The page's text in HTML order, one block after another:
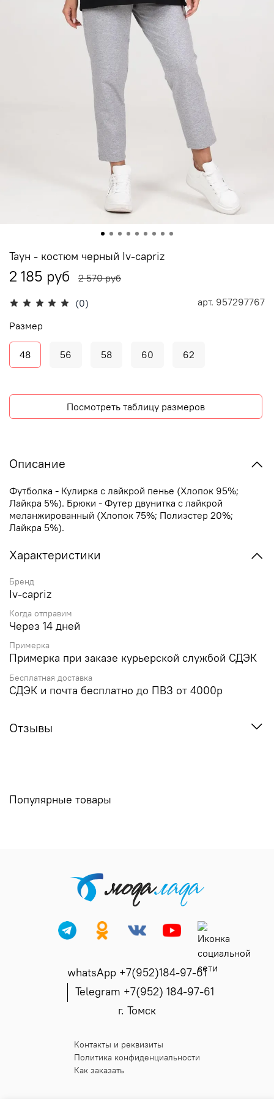
(0) арт. 957297767
Таун - костюм черный Iv-capriz
2 185 руб 2 570 руб
Размер
48 56 58 60 62
Посмотреть таблицу размеров
Описание
Футболка - Кулирка с лайкрой пенье (Хлопок 95%;
Лайкра 5%). Брюки - Футер двунитка с лайкрой
меланжированный (Хлопок 75%; Полиэстер 20%;
Лайкра 5%).
Характеристики
Бренд
Iv-capriz
Когда отправим
Через 14 дней
Примерка
Примерка при заказе курьерской службой СДЭК
Бесплатная доставка
СДЭК и почта бесплатно до ПВЗ от 4000р
Отзывы
Популярные товары
whatsApp +7(952)184-97-61
Telegram +7(952) 184-97-61
г. Томск
Контакты и реквизиты
Политика конфиденциальности
Как заказать